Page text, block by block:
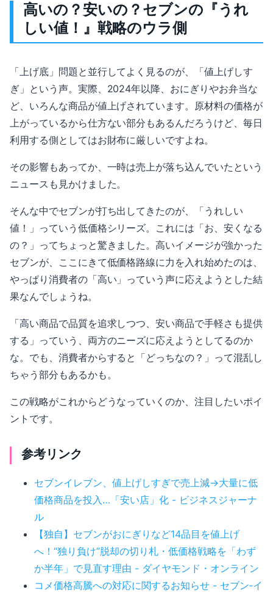
高いの？安いの？セブンの『うれ
しい値！』戦略のウラ側
「上げ底」問題と並行してよく見るのが、「値上げしす
ぎ」という声。実際、2024年以降、おにぎりやお弁当な
ど、いろんな商品が値上げされています。原材料の価格が
上がっているから仕方ない部分もあるんだろうけど、毎日
利用する側としてはお財布に厳しいですよね。
その影響もあってか、一時は売上が落ち込んでいたという
ニュースも見かけました。
そんな中でセブンが打ち出してきたのが、「うれしい
値！」っていう低価格シリーズ。これには「お、安くなる
の？」ってちょっと驚きました。高いイメージが強かった
セブンが、ここにきて低価格路線に力を入れ始めたのは、
やっぱり消費者の「高い」っていう声に応えようとした結
果なんでしょうね。
「高い商品で品質を追求しつつ、安い商品で手軽さも提供
する」っていう、両方のニーズに応えようとしてるのか
な。でも、消費者からすると「どっちなの？」って混乱し
ちゃう部分もあるかも。
この戦略がこれからどうなっていくのか、注目したいポイ
ントです。
参考リンク
セブンイレブン、値上げしすぎで売上減→大量に低
価格商品を投入…「安い店」化 - ビジネスジャーナ
ル
【独自】セブンがおにぎりなど14品目を値上げ
へ！“独り負け”脱却の切り札・低価格戦略を「わず
か半年」で見直す理由 - ダイヤモンド・オンライン
コメ価格高騰への対応に関するお知らせ - セブン‐イ